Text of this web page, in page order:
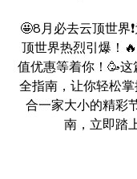
🤩8月必去云顶世界
顶世界热烈引爆！
值优惠等着你！🥳
全指南，让你轻松
合一家大小的精彩
南，立即踏